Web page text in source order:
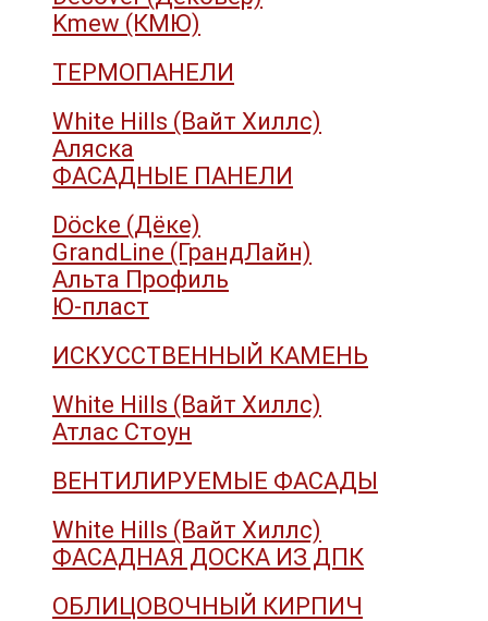
Kmew (КМЮ)
ТЕРМОПАНЕЛИ
White Hills (Вайт Хиллс)
Аляска
ФАСАДНЫЕ ПАНЕЛИ
Döcke (Дёке)
GrandLine (ГрандЛайн)
Альта Профиль
Ю-пласт
ИСКУССТВЕННЫЙ КАМЕНЬ
White Hills (Вайт Хиллс)
Атлас Стоун
ВЕНТИЛИРУЕМЫЕ ФАСАДЫ
White Hills (Вайт Хиллс)
ФАСАДНАЯ ДОСКА ИЗ ДПК
ОБЛИЦОВОЧНЫЙ КИРПИЧ